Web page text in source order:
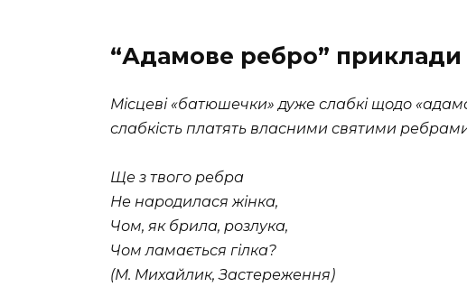
“Адамове ребро” приклади
Місцеві «батюшечки» дуже слабкі щодо
слабкість платять власними святими
Ще з твого ребра
Не народилася жінка,
Чом, як брила, розлука,
Чом ламається гілка?
(М. Михайлик, Застереження)